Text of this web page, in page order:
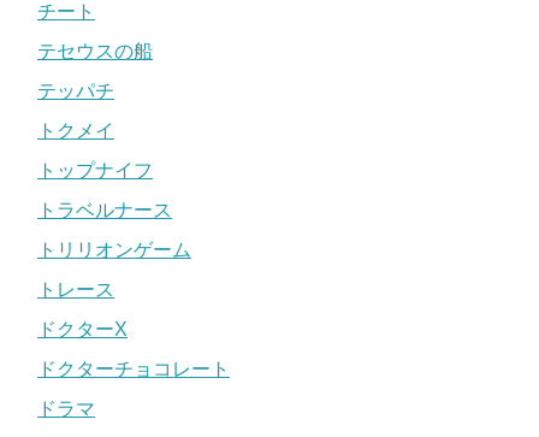
チート
テセウスの船
テッパチ
トクメイ
トップナイフ
トラベルナース
トリリオンゲーム
トレース
ドクターX
ドクターチョコレート
ドラマ